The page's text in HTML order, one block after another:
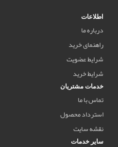
اطلاعات
درباره ما
راهنمای خرید
شرایط عضویت
شرایط خرید
خدمات مشتریان
تماس با ما
استرداد محصول
نقشه سایت
سایر خدمات